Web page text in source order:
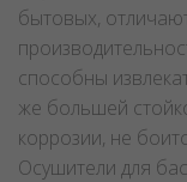
бытовых,
способны
же большей
коррозии, не
Осушители для